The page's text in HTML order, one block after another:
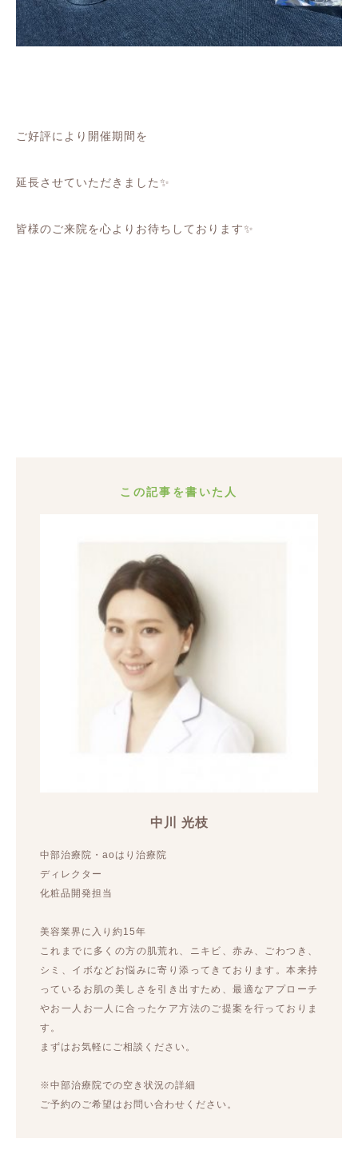
ご好評により開催期間を
延長させていただきました✨
皆様のご来院を心よりお待ちしております✨
この記事を書いた人
中川 光枝
中部治療院・aoはり治療院
ディレクター
化粧品開発担当
美容業界に入り約15年
これまでに多くの方の肌荒れ、ニキビ、赤み、ごわつき、
シミ、イボなどお悩みに寄り添ってきております。本来持
っているお肌の美しさを引き出すため、最適なアプローチ
やお一人お一人に合ったケア方法のご提案を行っておりま
す。
まずはお気軽にご相談ください。
※中部治療院での空き状況の詳細
ご予約のご希望はお問い合わせください。